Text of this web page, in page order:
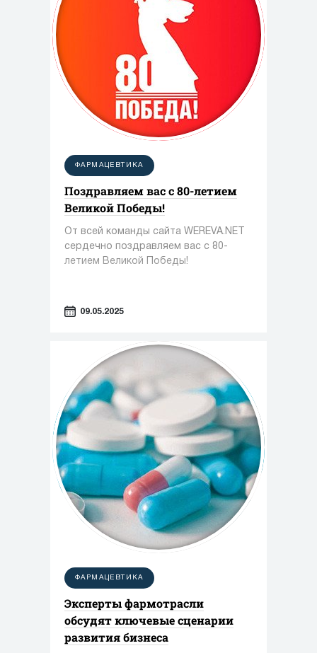
ФАРМАЦЕВТИКА
Поздравляем вас с 80-летием
Великой Победы!
От всей команды сайта WEREVA.NET
сердечно поздравляем вас с 80-
летием Великой Победы!
09.05.2025
ФАРМАЦЕВТИКА
Эксперты фармотрасли
обсудят ключевые сценарии
развития бизнеса